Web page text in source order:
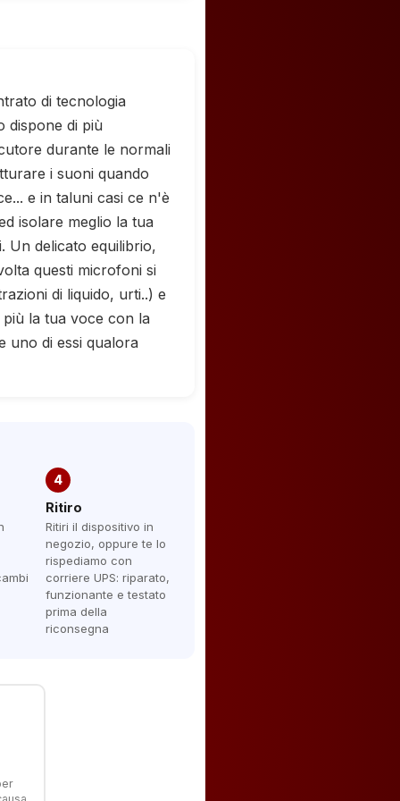
di tecnologia
dispone di più
durante le normali
i suoni quando
e in taluni casi ce n'è
isolare meglio la tua
Un delicato equilibrio,
questi microfoni si
di liquido, urti..) e
la tua voce con la
uno di essi qualora
4
Ritiro
Ritiri il dispositivo in
negozio, oppure te lo
rispediamo con
corriere UPS: riparato,
funzionante e testato
prima della
riconsegna